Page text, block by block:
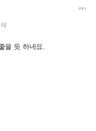
을 듯 하네요.